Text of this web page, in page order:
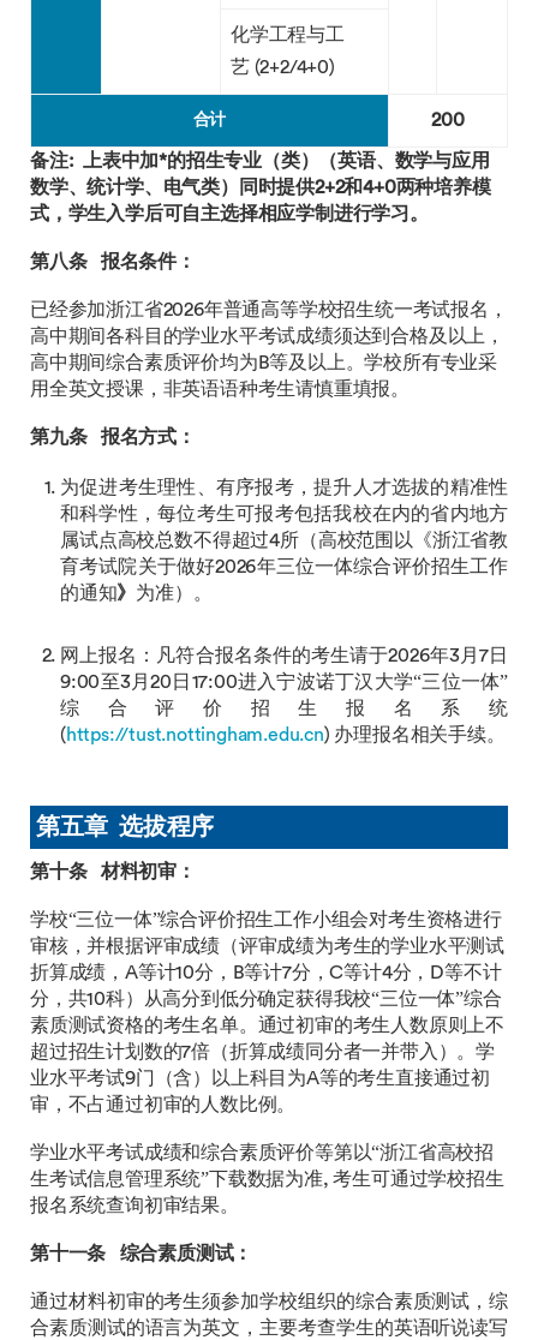
化学工程与工
艺 (2+2/4+0)
合计 200
备注: 上表中加*的招生专业（类）（英语、数学与应用
数学、统计学、 电气类）
同时提供2+2和4+0两种培养模
式，学生入学后可自主选择相应学制进行学习。
第八条 报名条件：
已经参加浙江省2026年普通高等学校招生统一考试报名，
高中期间各科目的学业水平考试成绩须达到合格及以上，
高中期间综合素质评价均为B等及以上。学校所有专业采
用全英文授课，非英语语种考生请慎重填报。
第九条 报名方式：
为促进考生理性、有序报考，提升人才选拔的精准性
和科学性，每位考生可报考包括我校在内的省内地方
属试点高校总数不得超过4所（高校范围以《浙江省教
育考试院关于做好2026年三位一体综合评价招生工作
的通知》 为准）。
网上报名：凡符合报名条件的考生请于2026年3月7日
9:00至3月20日17:00进入宁波诺丁汉大学“三位一体”
综合评价招生报名系统
(https://tust.nottingham.edu.cn) 办理报名相关手续。
第五章 选拔程序
第十条 材料初审：
学校“三位一体”综合评价招生工作小组会对考生资格进行
审核，并根据评审成绩（评审成绩为考生的学业水平测试
折算成绩，A等计10分，B等计7分，C等计4分，D等不计
分，共10科）从高分到低分确定获得我校“三位一体”综合
素质测试资格的考生名单。通过初审的考生人数原则上不
超过招生计划数的7倍（折算成绩同分者一并带入）。学
业水平考试9门（含）以上科目为A等的考生直接通过初
审，不占通过初审的人数比例。
学业水平考试成绩和综合素质评价等第以“浙江省高校招
生考试信息管理系统”下载数据为准, 考生可通过学校招生
报名系统查询初审结果。
第十一条 综合素质测试：
通过材料初审的考生须参加学校组织的综合素质测试，综
合素质测试的语言为英文，主要考查学生的英语听说读写